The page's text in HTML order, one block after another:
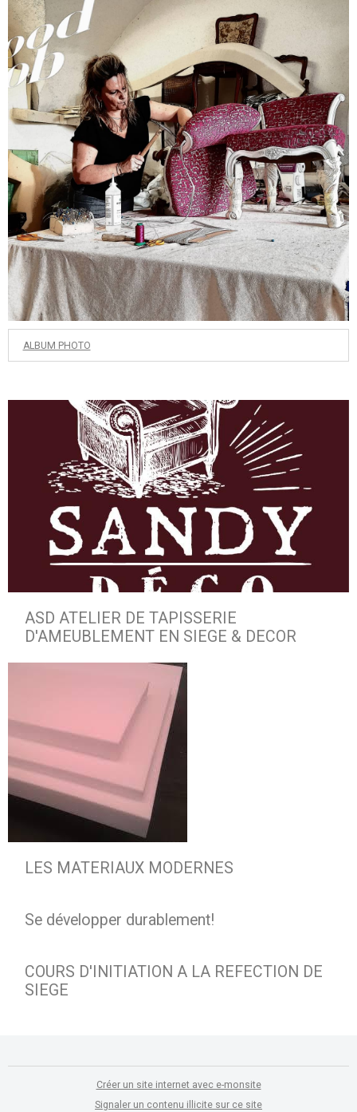
ALBUM PHOTO
ASD ATELIER DE TAPISSERIE
D'AMEUBLEMENT EN SIEGE & DECOR
LES MATERIAUX MODERNES
Se développer durablement!
COURS D'INITIATION A LA REFECTION DE
SIEGE
Créer un site internet avec e-monsite
Signaler un contenu illicite sur ce site